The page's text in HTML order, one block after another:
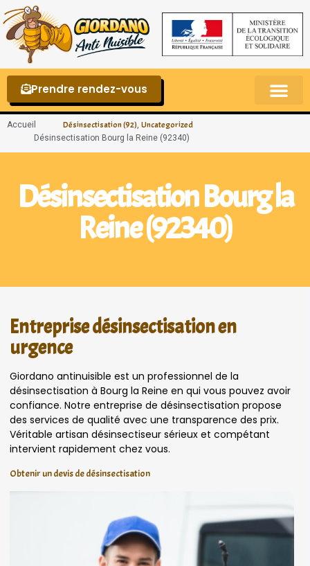
Prendre rendez-vous
Accueil Désinsectisation (92), Uncategorized
Désinsectisation Bourg la Reine (92340)
Désinsectisation Bourg la
Reine (92340)
Entreprise désinsectisation en
urgence
Giordano antinuisible est un professionnel de la
désinsectisation à Bourg la Reine en qui vous pouvez avoir
confiance. Notre entreprise de désinsectisation propose
des services de qualité avec une transparence des prix.
Véritable artisan désinsectiseur sérieux et compétant
intervient rapidement chez vous.
Obtenir un devis de désinsectisation